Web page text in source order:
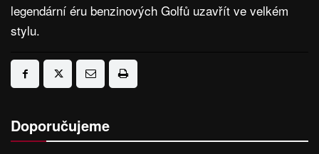
legendární éru benzinových Golfů uzavřít ve velkém
stylu.
Doporučujeme